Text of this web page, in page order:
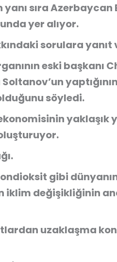
yanı sıra
yer alıyor.
sorulara
eski başkanı
söyledi.
yaklaşık
gibi dünyanın
iklim değişikliğinin
uzaklaşma